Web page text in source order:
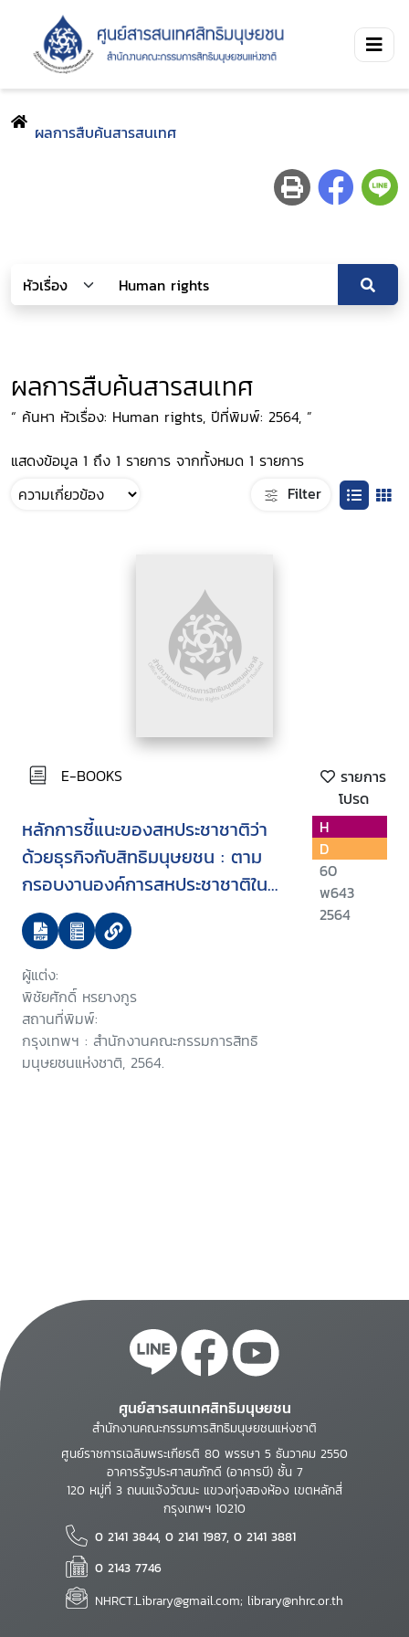
ผลการสืบค้นสารสนเทศ
ผลการสืบค้นสารสนเทศ
“ ค้นหา หัวเรื่อง: Human rights, ปีที่พิมพ์: 2564, ”
แสดงข้อมูล 1 ถึง 1 รายการ จากทั้งหมด 1 รายการ
Filter
E-BOOKS
รายการ
โปรด
หลักการชี้แนะของสหประชาชาติว่า
ด้วยธุรกิจกับสิทธิมนุษยชน : ตาม
กรอบงานองค์การสหประชาชาติใน
การคุ้มครอง เคารพ และเยียวยา
ผู้แต่ง:
พิชัยศักดิ์ หรยางกูร
สถานที่พิมพ์:
กรุงเทพฯ : สำนักงานคณะกรรมการสิทธิ
มนุษยชนแห่งชาติ, 2564.
H
D
60
พ643
2564
ศูนย์สารสนเทศสิทธิมนุษยชน
สำนักงานคณะกรรมการสิทธิมนุษยชนแห่งชาติ
ศูนย์ราชการเฉลิมพระเกียรติ 80 พรรษา 5 ธันวาคม 2550
อาคารรัฐประศาสนภักดี (อาคารบี) ชั้น 7
120 หมู่ที่ 3 ถนนแจ้งวัฒนะ แขวงทุ่งสองห้อง เขตหลักสี่
กรุงเทพฯ 10210
0 2141 3844, 0 2141 1987, 0 2141 3881
0 2143 7746
NHRCT.Library@gmail.com; library@nhrc.or.th